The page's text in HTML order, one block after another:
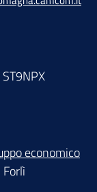
economico